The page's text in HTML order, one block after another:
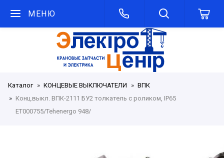
МЕНЮ
Каталог КОНЦЕВЫЕ ВЫКЛЮЧАТЕЛИ
ВПК
Конц.выкл. ВПК-2111 БУ2 толкатель с роликом, IP65
ET000755/Tehenergo 948/